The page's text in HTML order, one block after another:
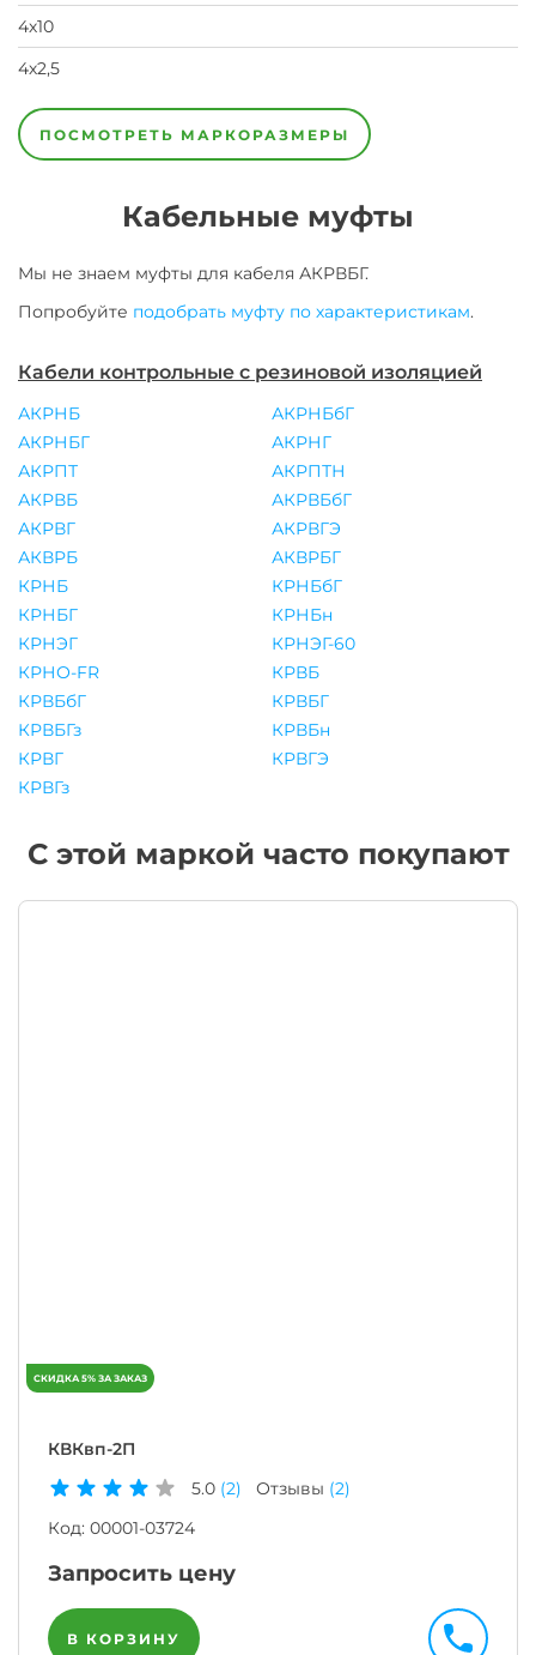
4х10
4х2,5
4х4,0
4х6,0
5х2,5
7х10
7х2,5
7х4,0
7х6,0
ПОСМОТРЕТЬ МАРКОРАЗМЕРЫ
Кабельные муфты
Мы не знаем муфты для кабеля АКРВБГ.
Попробуйте подобрать муфту по характеристикам.
Кабели контрольные с резиновой изоляцией
АКРНБ
АКРНБбГ
АКРНБГ
АКРНГ
АКРПТ
АКРПТН
АКРВБ
АКРВБбГ
АКРВГ
АКРВГЭ
АКВРБ
АКВРБГ
КРНБ
КРНБбГ
КРНБГ
КРНБн
КРНЭГ
КРНЭГ-60
КРНО-FR
КРВБ
КРВБбГ
КРВБГ
КРВБГз
КРВБн
КРВГ
КРВГЭ
КРВГз
С этой маркой часто покупают
КВКвп-2П
5.0 (2) Отзывы (2)
Код: 00001-03724
Запросить цену
В КОРЗИНУ